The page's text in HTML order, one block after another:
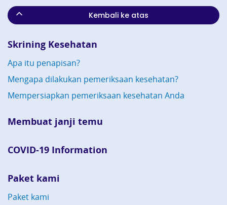
Skrining Kesehatan
Apa itu penapisan?
Mengapa dilakukan pemeriksaan kesehatan?
Mempersiapkan pemeriksaan kesehatan Anda
Membuat janji temu
COVID-19 Information
Paket kami
Paket kami
Kembali ke atas